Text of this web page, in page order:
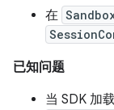
在
已知问题
当 SDK 加